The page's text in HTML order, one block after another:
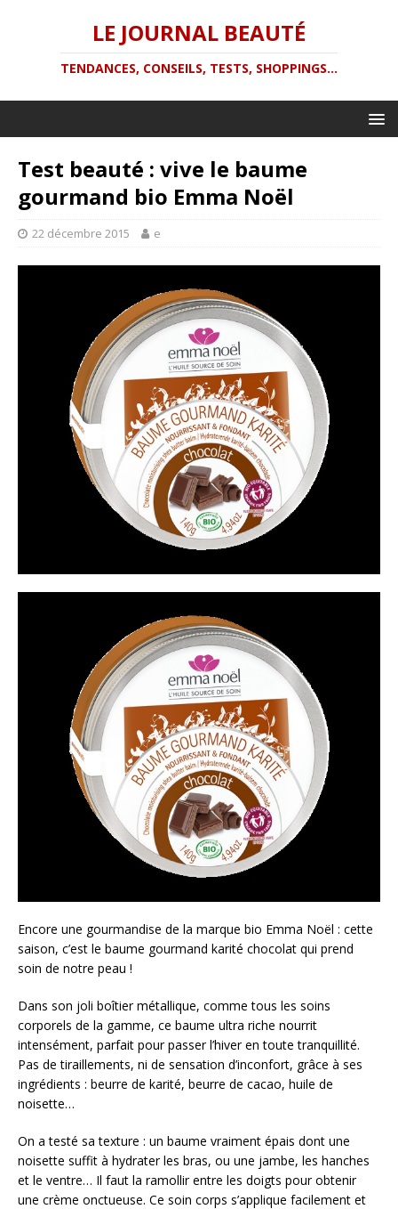
LE JOURNAL BEAUTÉ
TENDANCES, CONSEILS, TESTS, SHOPPINGS...
Test beauté : vive le baume
gourmand bio Emma Noël
22 décembre 2015 e
Encore une gourmandise de la marque bio Emma Noël : cette
saison, c’est le baume gourmand karité chocolat qui prend
soin de notre peau !
Dans son joli boîtier métallique, comme tous les soins
corporels de la gamme, ce baume ultra riche nourrit
intensément, parfait pour passer l’hiver en toute tranquillité.
Pas de tiraillements, ni de sensation d’inconfort, grâce à ses
ingrédients : beurre de karité, beurre de cacao, huile de
noisette…
On a testé sa texture : un baume vraiment épais dont une
noisette suffit à hydrater les bras, ou une jambe, les hanches
et le ventre… Il faut la ramollir entre les doigts pour obtenir
une crème onctueuse. Ce soin corps s’applique facilement et